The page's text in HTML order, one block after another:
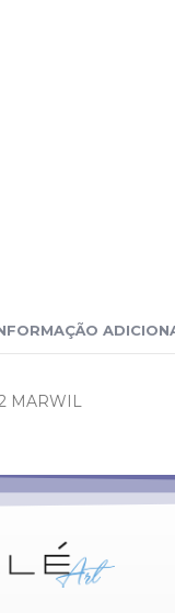
MARWIL